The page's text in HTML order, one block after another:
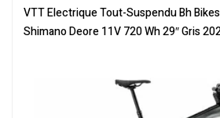
Tout-Suspendus ,Vélo électrique ville,
Électriques
VTT Electrique Tout-Suspendu Bh
Shimano Deore 11V 720 Wh 29″ Gris